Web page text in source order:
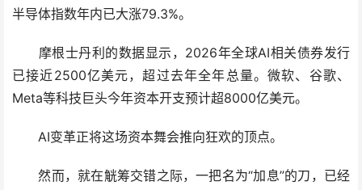
半导体指数年内已大涨79.3%。
摩根士丹利的数据显示，2026年全球AI相关债券发行
已接近2500亿美元，超过去年全年总量。微软、谷歌、
Meta等科技巨头今年资本开支预计超8000亿美元。
AI变革正将这场资本舞会推向狂欢的顶点。
然而，就在觥筹交错之际，一把名为“加息”的刀，已经